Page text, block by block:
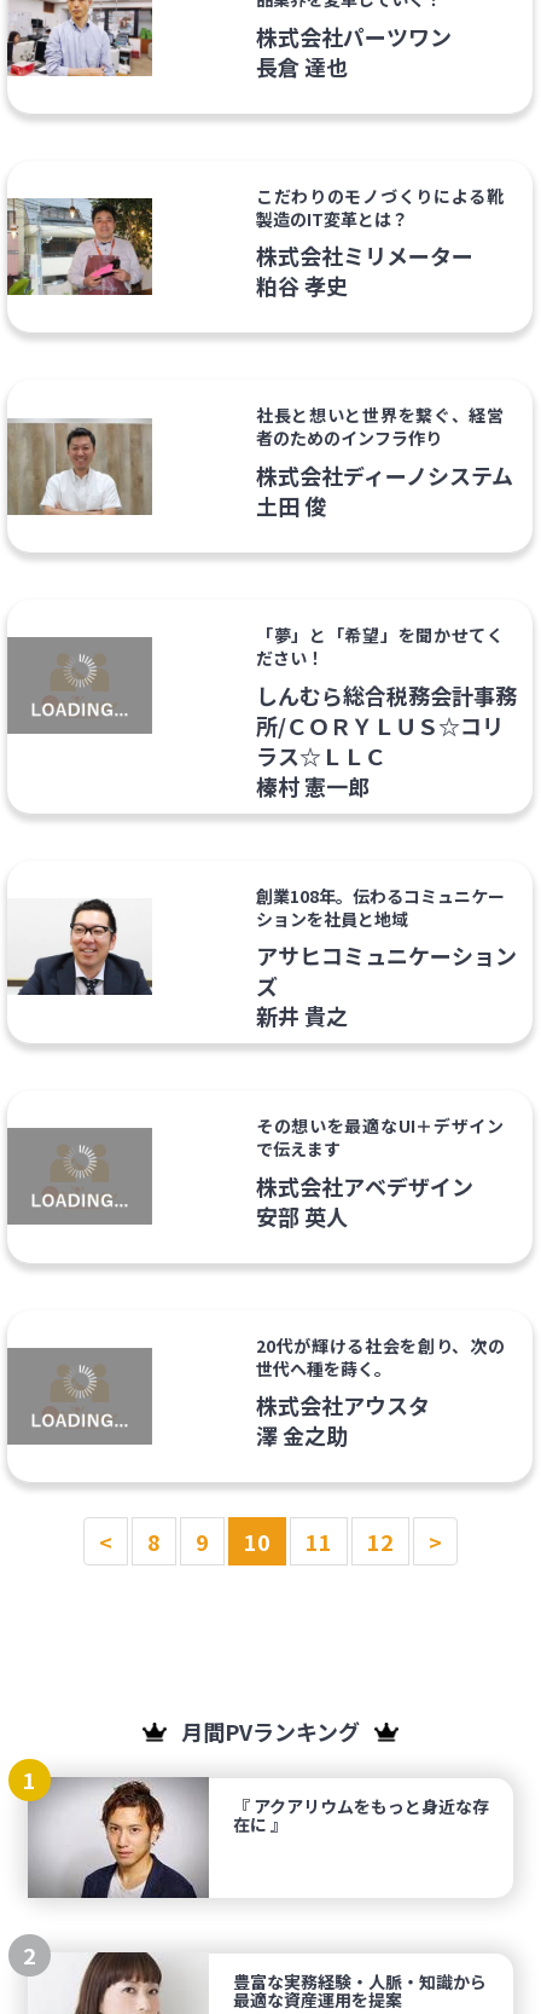
株式会社パーツワン
長倉 達也
こだわりのモノづくりによる靴
製造のIT変革とは？
株式会社ミリメーター
粕谷 孝史
社長と想いと世界を繋ぐ、経営
者のためのインフラ作り
株式会社ディーノシステム
土田 俊
「夢」と「希望」を聞かせてく
ださい！
しんむら総合税務会計事務
所/ＣＯＲＹＬＵＳ☆コリ
ラス☆ＬＬＣ
榛村 憲一郎
創業108年。伝わるコミュニケー
ションを社員と地域
アサヒコミュニケーション
ズ
新井 貴之
その想いを最適なUI＋デザイン
で伝えます
株式会社アベデザイン
安部 英人
20代が輝ける社会を創り、次の
世代へ種を蒔く。
株式会社アウスタ
澤 金之助
< 8 9 10 11 12 >
月間PVランキング
1
『 アクアリウムをもっと身近な存
在に 』
2
豊富な実務経験・人脈・知識から
最適な資産運用を提案